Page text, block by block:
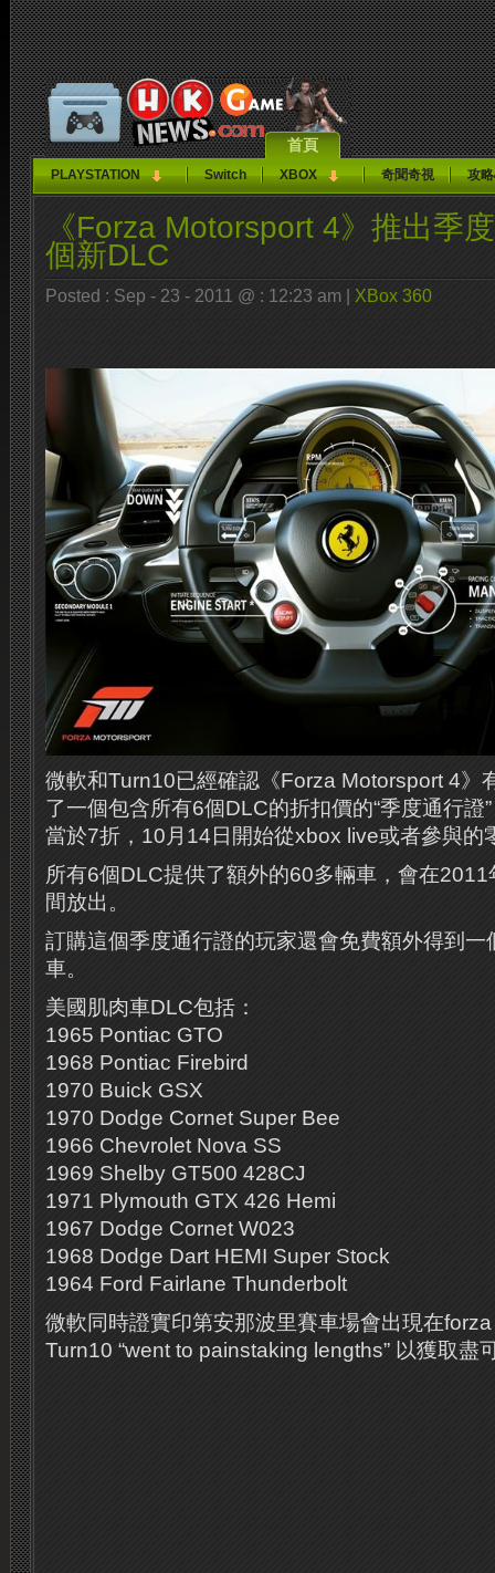
首頁
PLAYSTATION Switch XBOX 奇聞奇視 攻
《Forza Motorsport 4》推出季
個新DLC
Posted : Sep - 23 - 2011 @ : 12:23 am | XBox 360
微軟和Turn10已經確認《Forza Motorsport 4》
了一個包含所有6個DLC的折扣價的“季度通行證
當於7折，10月14日開始從xbox live或者參與的
所有6個DLC提供了額外的60多輛車，會在
間放出。
訂購這個季度通行證的玩家還會免費額外得到
車。
美國肌肉車DLC包括：
1965 Pontiac GTO
1968 Pontiac Firebird
1970 Buick GSX
1970 Dodge Cornet Super Bee
1966 Chevrolet Nova SS
1969 Shelby GT500 428CJ
1971 Plymouth GTX 426 Hemi
1967 Dodge Cornet W023
1968 Dodge Dart HEMI Super Stock
1964 Ford Fairlane Thunderbolt
微軟同時證實印第安那波里賽車場會出現在
Turn10 “went to painstaking lengths” 以獲取盡